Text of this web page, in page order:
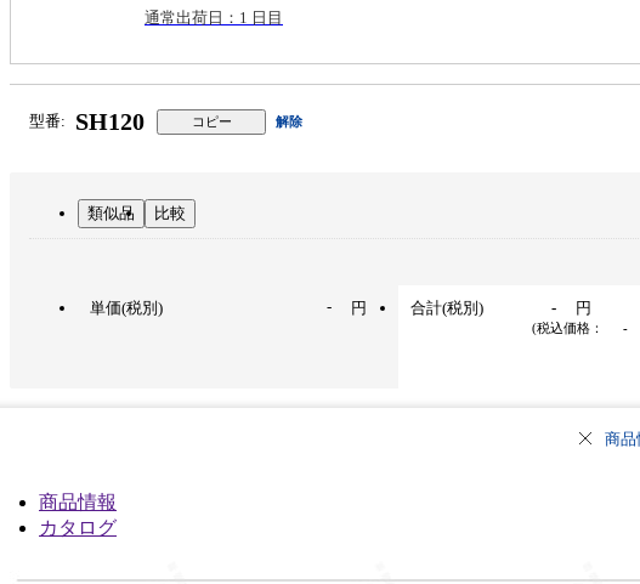
通常出荷日：1 日目
型番: SH120 コピー 解除
類似品 比較
単価(税別) - 円 合計(税別) - 円
(税込価格： -
商品
商品情報
カタログ